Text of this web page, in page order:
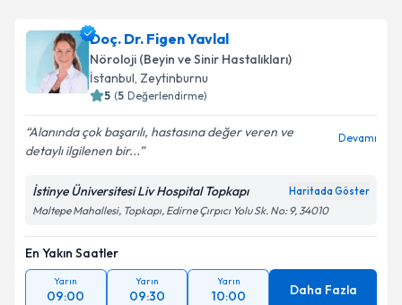
Doç. Dr. Figen Yavlal
Nöroloji (Beyin ve Sinir Hastalıkları)
İstanbul, Zeytinburnu
5 (5 Değerlendirme)
Alanında çok başarılı, hastasına değer veren ve
detaylı ilgilenen bir...
Devamı
İstinye Üniversitesi Liv Hospital Topkapı Haritada Göster
Maltepe Mahallesi, Topkapı, Edirne Çırpıcı Yolu Sk. No: 9, 34010
En Yakın Saatler
Yarın
09:00
Yarın
09:30
Yarın
10:00 Daha Fazla